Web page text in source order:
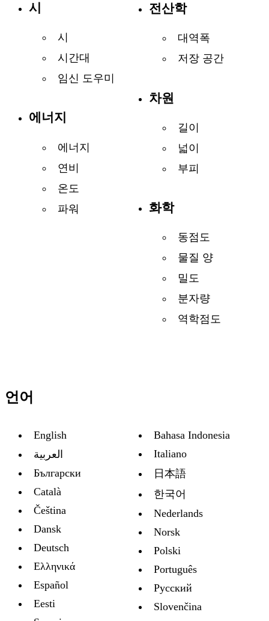
시
시
시간대
임신 도우미
에너지
에너지
연비
온도
파워
전산학
대역폭
저장 공간
차원
길이
넓이
부피
화학
동점도
물질 양
밀도
분자량
역학점도
언어
English
العربية
Български
Català
Čeština
Dansk
Deutsch
Ελληνικά
Español
Eesti
Bahasa Indonesia
Italiano
日本語
한국어
Nederlands
Norsk
Polski
Português
Русский
Slovenčina